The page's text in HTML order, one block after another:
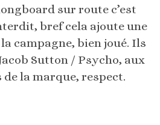
sur route c’est
bref cela ajoute une
campagne, bien joué. Ils
Sutton / Psycho, aux
la marque, respect.